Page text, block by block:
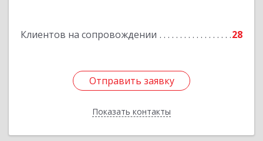
Клиентов на сопровождении 28
Отправить заявку
Показать контакты
Отправить заявку
Назад